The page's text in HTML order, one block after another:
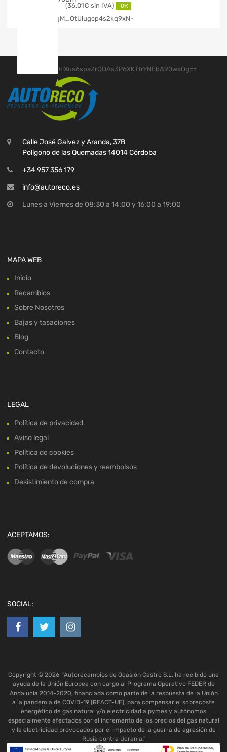
36,01€ -0%
Calle José Galvez y Aranda, 37B
Polígono de las Quemadas 14014 Córdoba
+34 957 356 179
info@autoreco.es
Lunes a Viernes de 08:30 a 14:00 y 16:00 a 19:00
MAPA WEB
Inicio
Recambios
Sobre Nosotros
Bajas y tasaciones
Blog
Contacto
LEGAL
Política de privacidad
Aviso legal
Política de cookies
Política de devoluciones y reembolsos
Desistimiento de compra
ACEPTAMOS:
SOCIAL:
Copyright © 2026 "Autorecambios de Ocasión Castro S.L. ha recibido una
ayuda de la Unión Europea con cargo al Programa Operativo FEDER de
Andalucía 2014-2020, financiada como parte de la respuesta de la Unión
a la pandemia de COVID-19 (REACT-UE), para compensar el sobrecoste
energético de gas natural y/o electricidad a pymes y autónomos
especialmente afectados por el incremento de los precios del gas natural
y la electricidad provocados por el impacto de la guerra de agresión de
Rusia contra Ucrania."